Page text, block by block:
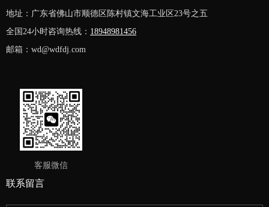
地址：广东省佛山市顺德区陈村镇文海工业区23号之五
全国24小时咨询热线： 18948981456
邮箱：wd@wdfdj.com
客服微信
联系留言